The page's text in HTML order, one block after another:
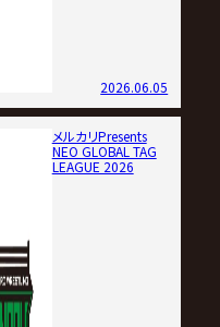
2026.06.05
メルカリPresents
NEO GLOBAL TAG
LEAGUE 2026